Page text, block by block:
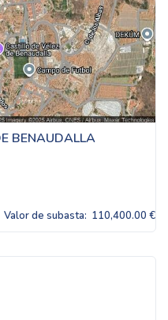
BENAUDALLA
Valor de subasta: 110,400.00 €